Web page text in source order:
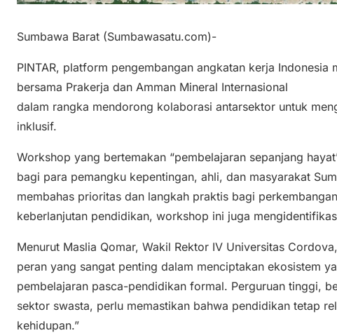
Sumbawa Barat (Sumbawasatu.com)-
PINTAR, platform pengembangan angkatan kerja Indonesia
bersama Prakerja dan Amman Mineral Internasional
dalam rangka mendorong kolaborasi antarsektor untuk
inklusif.
Workshop yang bertemakan “pembelajaran sepanjang
bagi para pemangku kepentingan, ahli, dan masyarakat
membahas prioritas dan langkah praktis bagi
keberlanjutan pendidikan, workshop ini juga
Menurut Maslia Qomar, Wakil Rektor IV Universitas
peran yang sangat penting dalam menciptakan ekosistem
pembelajaran pasca-pendidikan formal. Perguruan tinggi,
sektor swasta, perlu memastikan bahwa pendidikan tetap
kehidupan.”